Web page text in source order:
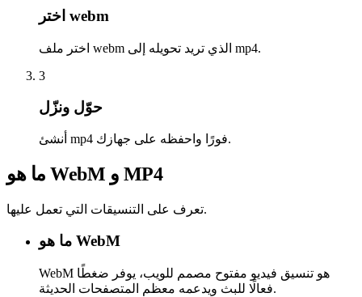
اختر webm
اختر ملف webm الذي تريد تحويله إلى mp4.
3
حوّل ونزّل
أنشئ mp4 فورًا واحفظه على جهازك.
ما هو WebM و MP4
تعرف على التنسيقات التي تعمل عليها.
ما هو WebM
WebM هو تنسيق فيديو مفتوح مصمم للويب، يوفر ضغطًا
فعالًا للبث ويدعمه معظم المتصفحات الحديثة.